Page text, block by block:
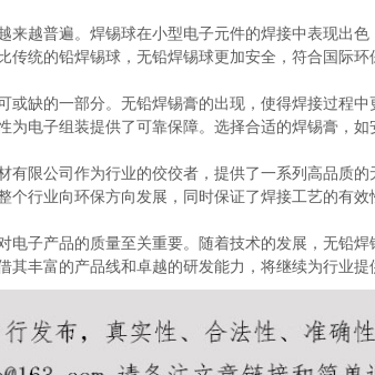
来越普遍。焊锡球在小型电子元件的焊接中表现出
传统的铅焊锡球，无铅焊锡球更加安全，符合国际环
或缺的一部分。无铅焊锡膏的出现，使得焊接过程
为电子组装提供了可靠保障。选择合适的焊锡膏，
有限公司作为行业的佼佼者，提供了一系列高品质
个行业向环保方向发展，同时保证了焊接工艺的有效
电子产品的质量至关重要。随着技术的发展，无铅
其丰富的产品线和卓越的研发能力，将继续为行业